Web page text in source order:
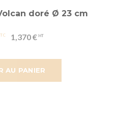
AU PANIER
doré Ø 23 cm
1,370 €